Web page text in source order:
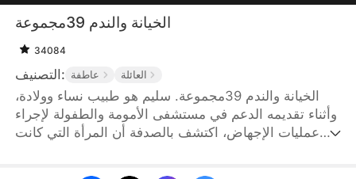
الخيانة والندم 39مجموعة
34084
التصنيف: عاطفة العائلة
الخيانة والندم 39مجموعة. سليم هو طبيب نساء وولادة،
وأثناء تقديمه الدعم في مستشفى الأمومة والطفولة لإجراء
عمليات الإجهاض، اكتشف بالصدفة أن المرأة التي كانت